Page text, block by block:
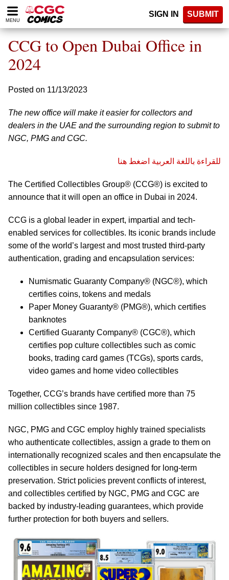
Please
note:
website
includes
accessibility
MENU
SIGN IN SUBMIT
CCG to Open Dubai Office in
2024
Posted on 11/13/2023
The new office will make it easier for collectors and
dealers in the UAE and the surrounding region to submit to
NGC, PMG and CGC.
للقراءة باللغة العربية اضغط هنا
The Certified Collectibles Group® (CCG®) is excited to
announce that it will open an office in Dubai in 2024.
CCG is a global leader in expert, impartial and tech-
enabled services for collectibles. Its iconic brands include
some of the world’s largest and most trusted third-party
authentication, grading and encapsulation services:
Numismatic Guaranty Company® (NGC®), which
certifies coins, tokens and medals
Paper Money Guaranty® (PMG®), which certifies
banknotes
Certified Guaranty Company® (CGC®), which
certifies pop culture collectibles such as comic
books, trading card games (TCGs), sports cards,
video games and home video collectibles
Together, CCG’s brands have certified more than 75
million collectibles since 1987.
NGC, PMG and CGC employ highly trained specialists
who authenticate collectibles, assign a grade to them on
internationally recognized scales and then encapsulate the
collectibles in secure holders designed for long-term
preservation. Strict policies prevent conflicts of interest,
and collectibles certified by NGC, PMG and CGC are
backed by industry-leading guarantees, which provide
further protection for both buyers and sellers.